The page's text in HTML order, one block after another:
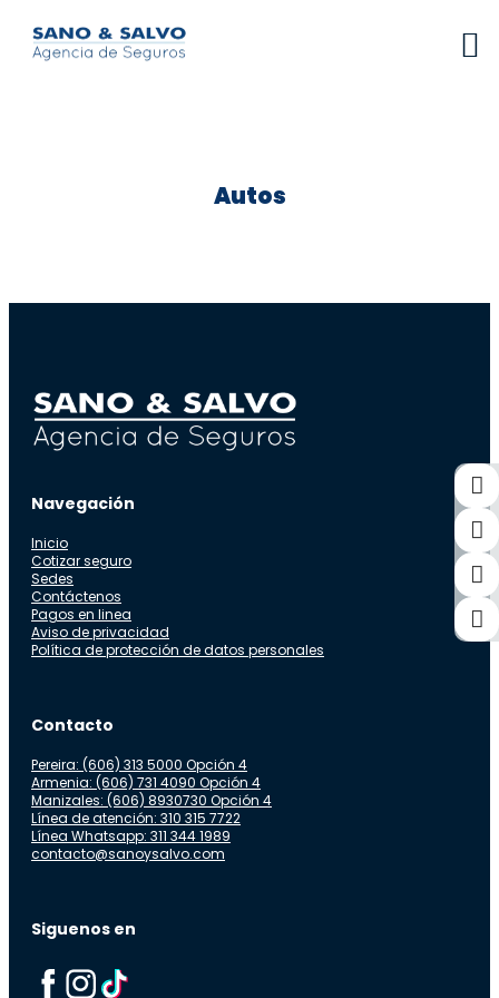
Autos
Navegación
Inicio
Cotizar seguro
Sedes
Contáctenos
Pagos en linea
Aviso de privacidad
Política de protección de datos personales
Contacto
Pereira: (606) 313 5000 Opción 4
Armenia: (606) 731 4090 Opción 4
Manizales: (606) 8930730 Opción 4
Línea de atención: 310 315 7722
Línea Whatsapp: 311 344 1989
contacto@sanoysalvo.com
Siguenos en